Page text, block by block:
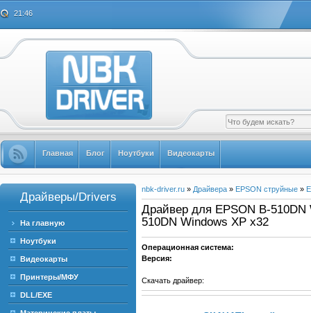
21:46
Главная Блог Ноутбуки Видеокарты
Драйверы/Drivers
На главную
Ноутбуки
Видеокарты
Принтеры/МФУ
DLL/EXE
nbk-driver.ru » Драйвера » EPSON струйные »
Драйвер для EPSON B-
510DN Windows XP x32
Операционная система:
Версия:
Скачать драйвер: